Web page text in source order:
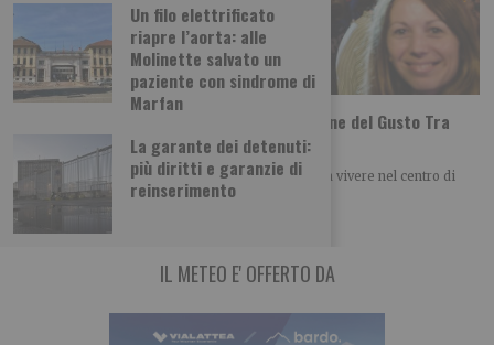
Un filo elettrificato
riapre l’aorta: alle
Molinette salvato un
paziente con sindrome di
Marfan
La garante dei detenuti:
più diritti e garanzie di
reinserimento
Tutti i gusti del mondo a Terra Madre Salone del Gusto Tra
poco più di un mese a Torino
Una selezione di laboratori, degustazioni e cene da vivere nel centro di
Torino dal 24 al
IL METEO E' OFFERTO DA